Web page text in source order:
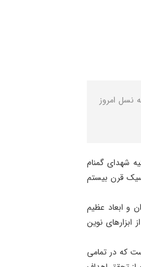
نسل امروز
شهدای گمنام
قرن بیستم
و ابعاد عظیم
نوین
که در تمامی